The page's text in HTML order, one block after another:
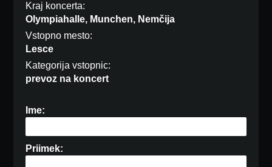
Kraj koncerta:
Olympiahalle, Munchen, Nemčija
Vstopno mesto:
Lesce
Kategorija vstopnic:
prevoz na koncert
Ime:
Priimek: